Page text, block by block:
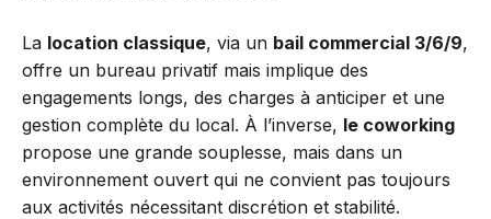
La location classique, via un bail commercial 3/6/9,
offre un bureau privatif mais implique des
engagements longs, des charges à anticiper et une
gestion complète du local. À l’inverse, le coworking
propose une grande souplesse, mais dans un
environnement ouvert qui ne convient pas toujours
aux activités nécessitant discrétion et stabilité.